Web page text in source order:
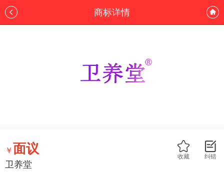
商标详情
纠错
收藏
￥面议
卫养堂